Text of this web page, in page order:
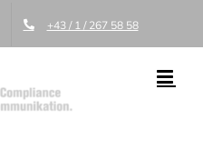
+43 / 1 / 267 58 58